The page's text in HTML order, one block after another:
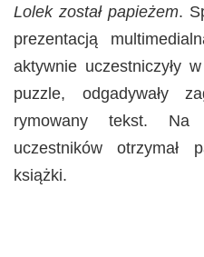
Lolek został papieżem.
prezentacją
aktywnie uczestniczyły
puzzle, odgadywały
rymowany tekst. Na
uczestników otrzymał
książki.